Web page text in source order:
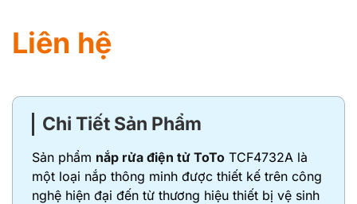
Liên hệ
Chi Tiết Sản Phẩm
Sản phẩm nắp rửa điện tử ToTo TCF4732A là
một loại nắp thông minh được thiết kế trên công
nghệ hiện đại đến từ thương hiệu thiết bị vệ sinh